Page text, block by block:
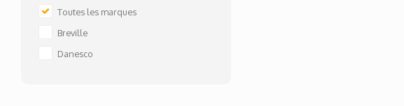
Toutes les marques
Breville
Danesco